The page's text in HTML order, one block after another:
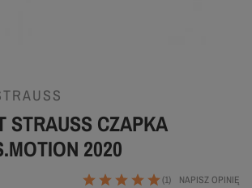
STRAUSS CZAPKA
2020
(1) NAPISZ OPINIĘ